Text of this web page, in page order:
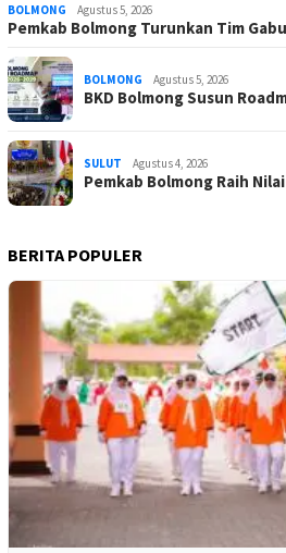
BOLMONG Agustus 5, 2026
Pemkab Bolmong Turunkan Tim
BOLMONG Agustus 5, 2026
BKD Bolmong Susun
SULUT Agustus 4, 2026
Pemkab Bolmong Raih
BERITA POPULER